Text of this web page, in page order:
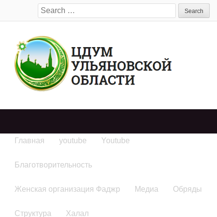
Search
for:
Главная youtube Youtube
Благотворительность
Женская организация Фаджр Медиа Обряды
Структура Халал